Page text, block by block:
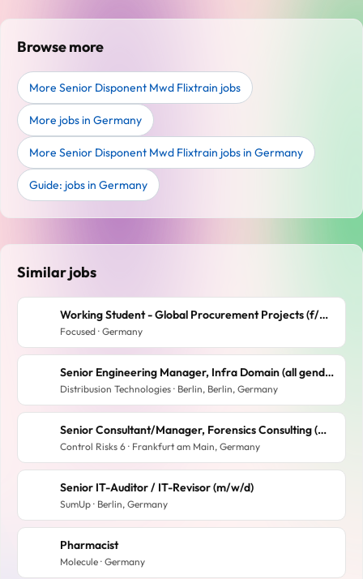
Browse more
More Senior Disponent Mwd Flixtrain jobs
More jobs in Germany
More Senior Disponent Mwd Flixtrain jobs in Germany
Guide: jobs in Germany
Similar jobs
Working Student - Global Procurement Projects (f/m/d)
Focused · Germany
Senior Engineering Manager, Infra Domain (all genders)
Distribusion Technologies · Berlin, Berlin, Germany
Senior Consultant/Manager, Forensics Consulting (m/w/d)
Control Risks 6 · Frankfurt am Main, Germany
Senior IT-Auditor / IT-Revisor (m/w/d)
SumUp · Berlin, Germany
Pharmacist
Molecule · Germany